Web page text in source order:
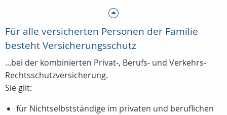
Für alle versicherten Personen der Familie
besteht Versicherungsschutz
...bei der kombinierten Privat-, Berufs- und Verkehrs-
Rechtsschutzversicherung.
Sie gilt:
für Nichtselbstständige im privaten und beruflichen